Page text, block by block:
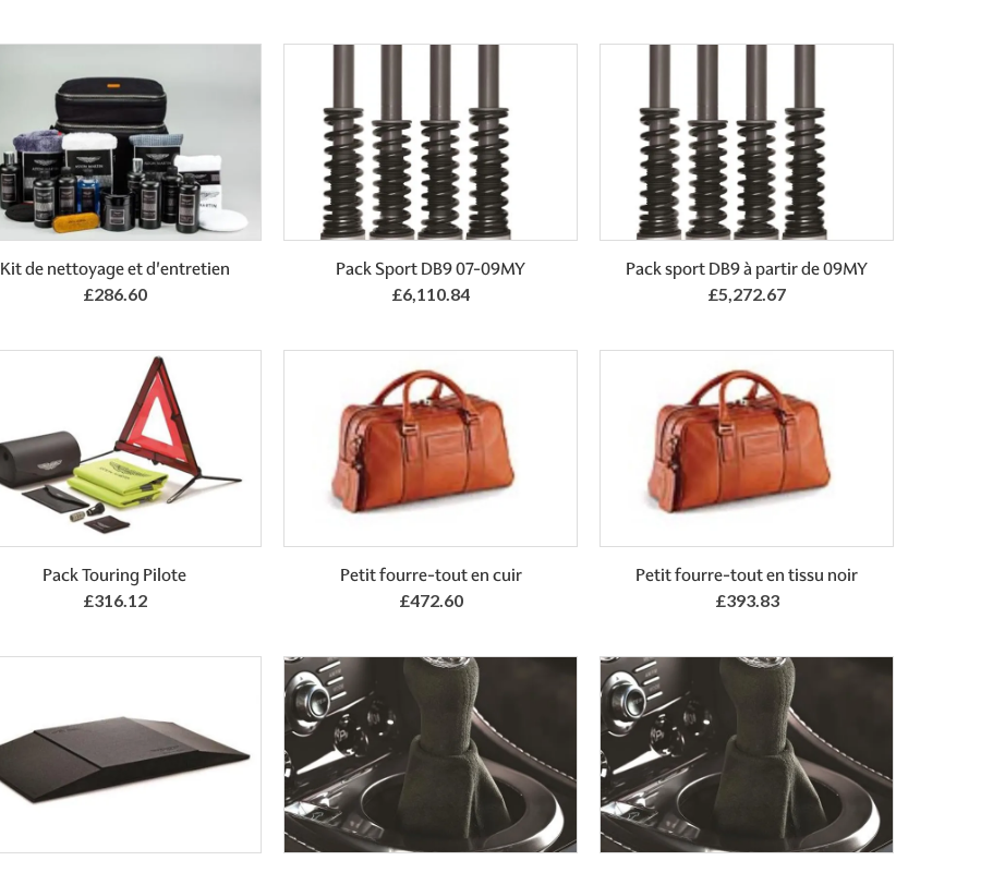
Kit de nettoyage et d'entretien
£286.60
Pack Sport DB9 07-09MY
£6,110.84
Pack sport DB9 à partir de 09MY
£5,272.67
Add to Basket
Pack Touring Pilote
£316.12
Add to Basket
Petit fourre-tout en cuir
£472.60
Add to Basket
Petit fourre-tout en tissu noir
£393.83